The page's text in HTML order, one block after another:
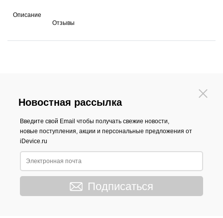
Описание
Отзывы
Новостная рассылка
Введите свой Email чтобы получать свежие новости,
новые поступления, акции и персональные предложения от
iDevice.ru
Подписаться